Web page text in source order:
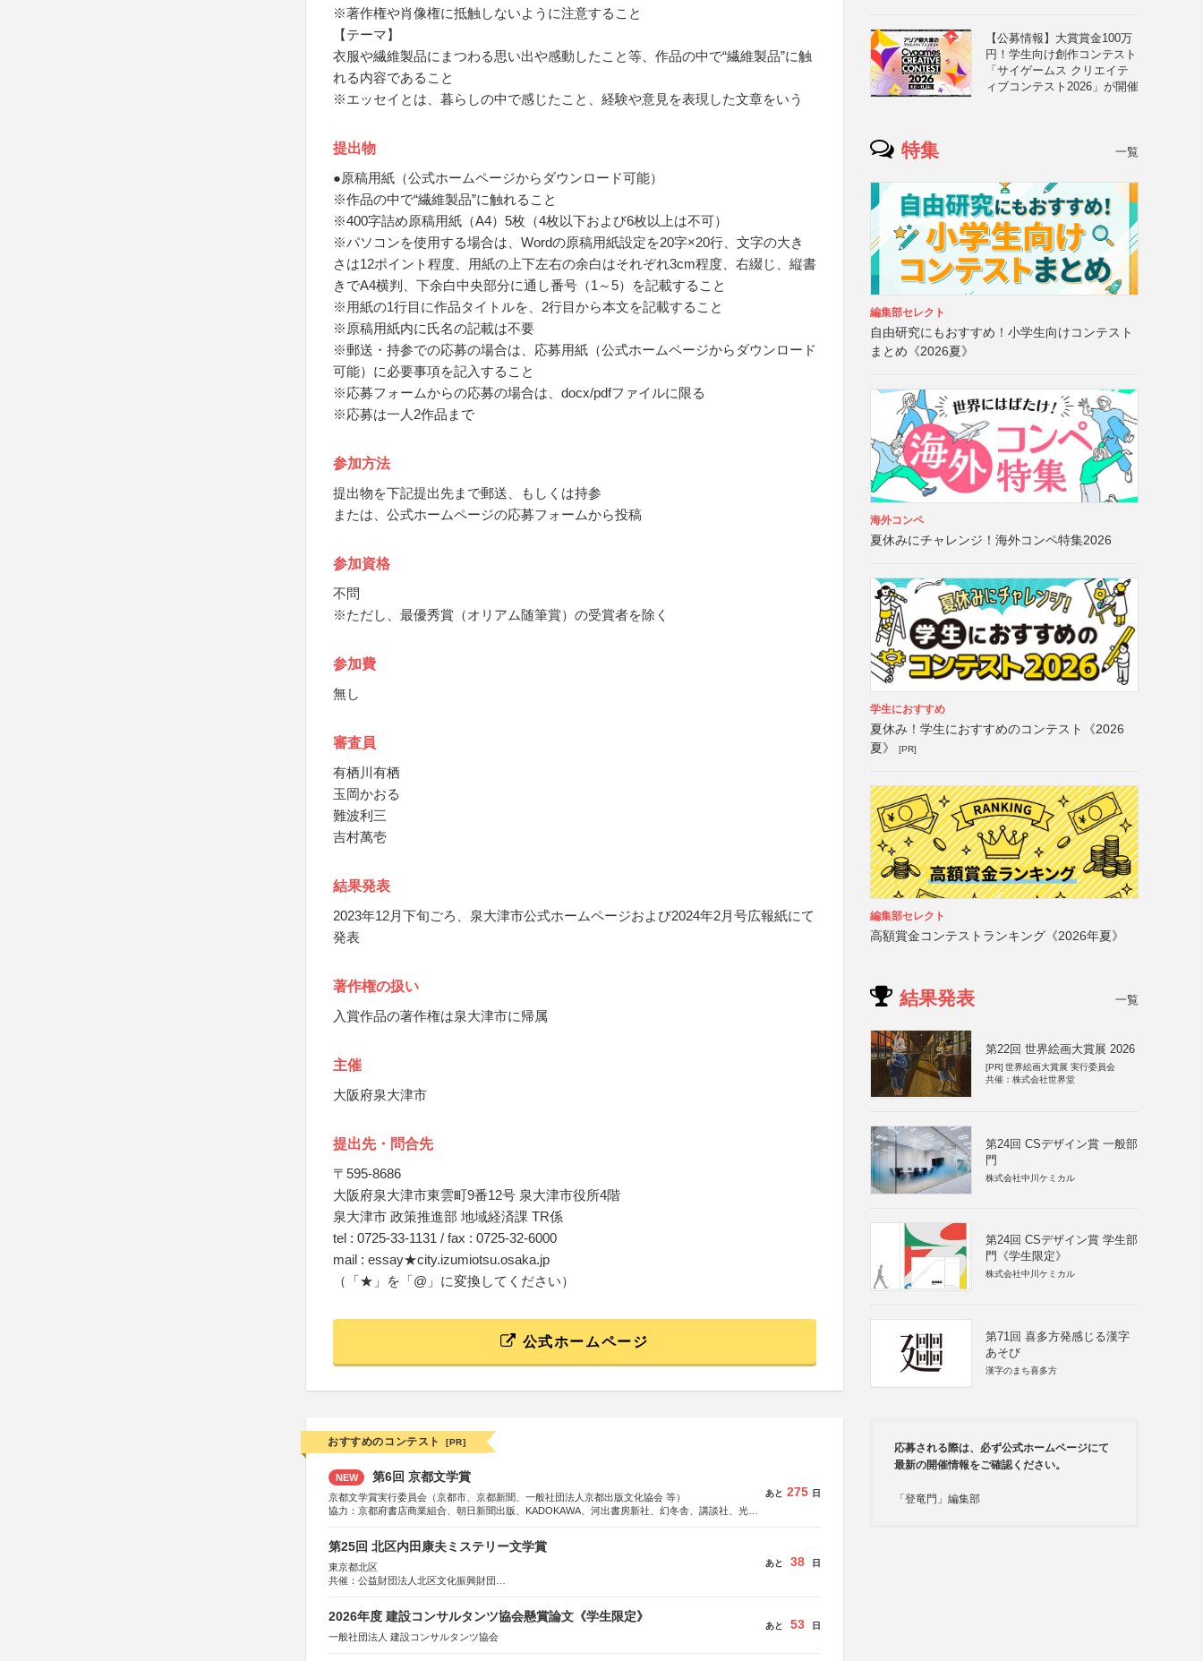
※著作権や肖像権に抵触しないように注意すること
【テーマ】
衣服や繊維製品にまつわる思い出や感動したこと等、作品の中で“繊維製品”に触
れる内容であること
※エッセイとは、暮らしの中で感じたこと、経験や意見を表現した文章をいう
提出物
●原稿用紙（公式ホームページからダウンロード可能）
※作品の中で“繊維製品”に触れること
※400字詰め原稿用紙（A4）5枚（4枚以下および6枚以上は不可）
※パソコンを使用する場合は、Wordの原稿用紙設定を20字×20行、文字の大き
さは12ポイント程度、用紙の上下左右の余白はそれぞれ3cm程度、右綴じ、縦書
きでA4横判、下余白中央部分に通し番号（1～5）を記載すること
※用紙の1行目に作品タイトルを、2行目から本文を記載すること
※原稿用紙内に氏名の記載は不要
※郵送・持参での応募の場合は、応募用紙（公式ホームページからダウンロード
可能）に必要事項を記入すること
※応募フォームからの応募の場合は、docx/pdfファイルに限る
※応募は一人2作品まで
参加方法
提出物を下記提出先まで郵送、もしくは持参
または、公式ホームページの応募フォームから投稿
参加資格
不問
※ただし、最優秀賞（オリアム随筆賞）の受賞者を除く
参加費
無し
審査員
有栖川有栖
玉岡かおる
難波利三
吉村萬壱
結果発表
2023年12月下旬ごろ、泉大津市公式ホームページおよび2024年2月号広報紙にて
発表
著作権の扱い
入賞作品の著作権は泉大津市に帰属
主催
大阪府泉大津市
提出先・問合先
〒595-8686
大阪府泉大津市東雲町9番12号 泉大津市役所4階
泉大津市 政策推進部 地域経済課 TR係
tel : 0725-33-1131 / fax : 0725-32-6000
mail : essay★city.izumiotsu.osaka.jp
（「★」を「@」に変換してください）
公式ホームページ
おすすめのコンテスト [PR]
NEW 第6回 京都文学賞
京都文学賞実行委員会（京都市、京都新聞、一般社団法人京都出版文化協会 等）
協力：京都府書店商業組合、朝日新聞出版、KADOKAWA、河出書房新社、幻冬舎、講談社、光文
研究所、双葉社、文藝春秋、ポプラ社、毎日新聞出版
あと 275 日
第25回 北区内田康夫ミステリー文学賞
東京都北区
共催：公益財団法人北区文化振興財団
協賛：株式会社実業之日本社
あと 38 日
2026年度 建設コンサルタンツ協会懸賞論文《学生限定》
一般社団法人 建設コンサルタンツ協会
あと 53 日
【公募情報】大賞賞金100万
円！学生向け創作コンテスト
「サイゲームス クリエイテ
ィブコンテスト2026」が開催
特集 一覧
編集部セレクト
自由研究にもおすすめ！小学生向けコンテスト
まとめ《2026夏》
海外コンペ
夏休みにチャレンジ！海外コンペ特集2026
学生におすすめ
夏休み！学生におすすめのコンテスト《2026
夏》
[PR]
編集部セレクト
高額賞金コンテストランキング《2026年夏》
結果発表 一覧
第22回 世界絵画大賞展 2026
[PR] 世界絵画大賞展 実行委員会
共催：株式会社世界堂
第24回 CSデザイン賞 一般部
門
株式会社中川ケミカル
第24回 CSデザイン賞 学生部
門《学生限定》
株式会社中川ケミカル
第71回 喜多方発感じる漢字
あそび
漢字のまち喜多方
応募される際は、必ず公式ホームページにて
最新の開催情報をご確認ください。
「登竜門」編集部